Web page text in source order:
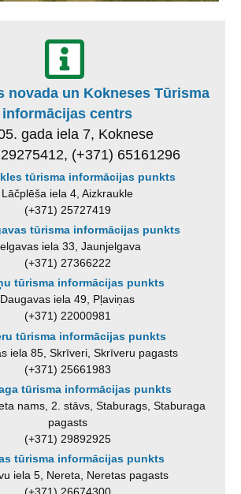
novada un Kokneses Tūrisma
informācijas centrs
gada iela 7, Koknese
(+371) 65161296
tūrisma informācijas punkts
Lāčplēša iela 4, Aizkraukle
(+371) 25727419
tūrisma informācijas punkts
iela 33, Jaunjelgava
(+371) 27366222
tūrisma informācijas punkts
Daugavas iela 49, Pļaviņas
(+371) 22000981
tūrisma informācijas punkts
iela 85, Skrīveri, Skrīveru pagasts
(+371) 25661983
tūrisma informācijas punkts
nams, 2. stāvs, Staburags, Staburaga
pagasts
(+371) 29892925
tūrisma informācijas punkts
iela 5, Nereta, Neretas pagasts